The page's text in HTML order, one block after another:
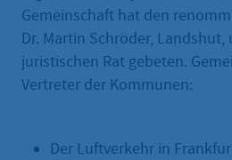
Gemeinschaft hat den
Dr. Martin Schröder, Landshut,
juristischen Rat gebeten.
Vertreter der Kommunen:
Der Luftverkehr in